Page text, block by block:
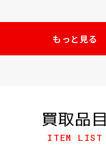
もっと見る
買取品目
ITEM LIST